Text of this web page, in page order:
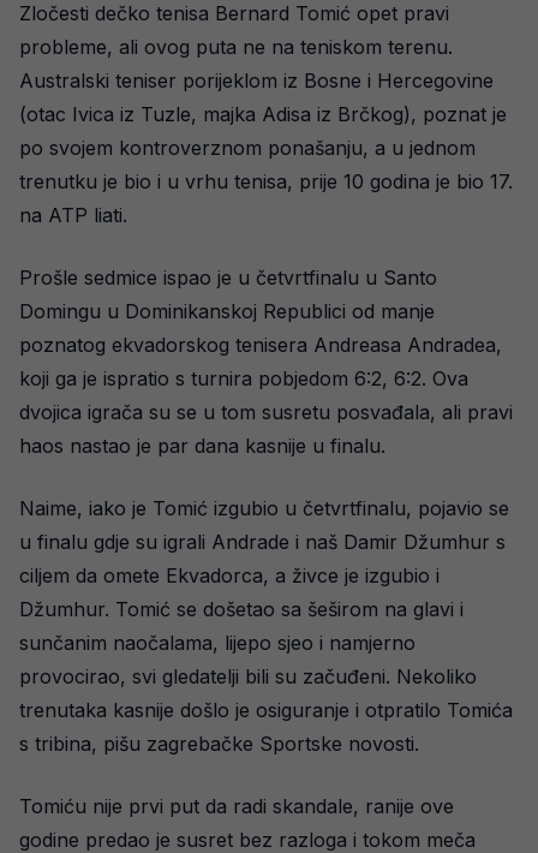
Zločesti dečko tenisa Bernard Tomić opet pravi
probleme, ali ovog puta ne na teniskom terenu.
Australski teniser porijeklom iz Bosne i Hercegovine
(otac Ivica iz Tuzle, majka Adisa iz Brčkog), poznat je
po svojem kontroverznom ponašanju, a u jednom
trenutku je bio i u vrhu tenisa, prije 10 godina je bio 17.
na ATP liati.
Prošle sedmice ispao je u četvrtfinalu u Santo
Domingu u Dominikanskoj Republici od manje
poznatog ekvadorskog tenisera Andreasa Andradea,
koji ga je ispratio s turnira pobjedom 6:2, 6:2. Ova
dvojica igrača su se u tom susretu posvađala, ali pravi
haos nastao je par dana kasnije u finalu.
Naime, iako je Tomić izgubio u četvrtfinalu, pojavio se
u finalu gdje su igrali Andrade i naš Damir Džumhur s
ciljem da omete Ekvadorca, a živce je izgubio i
Džumhur. Tomić se došetao sa šeširom na glavi i
sunčanim naočalama, lijepo sjeo i namjerno
provocirao, svi gledatelji bili su začuđeni. Nekoliko
trenutaka kasnije došlo je osiguranje i otpratilo Tomića
s tribina, pišu zagrebačke Sportske novosti.
Tomiću nije prvi put da radi skandale, ranije ove
godine predao je susret bez razloga i tokom meča